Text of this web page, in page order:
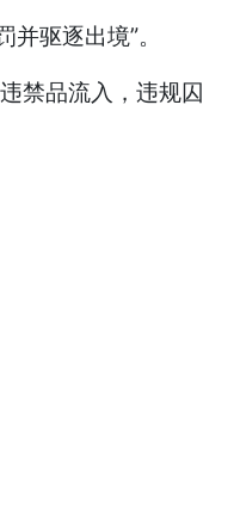
驱逐出境”。
禁品流入，违规囚